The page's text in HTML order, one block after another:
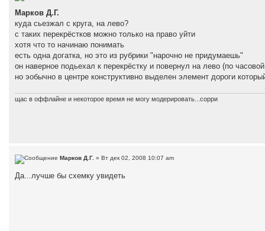
Марков Д.Г.
куда сьезжал с круга, на лево?
с таких перекрёстков можно только на право уйти
хотя что то начинаю понимать
есть одна догатка, но это из рубрики "нарочно не придумаешь"
он наверное подьехал к перекрёстку и повернул на лево (по
но эобычно в центре конструктивно выделен элемент дороги
щас в оффлайне и некоторое время не могу модерировать...сорри
Марков Д.Г. » Вт дек 02, 2008 10:07 am
Да...лучше бы схемку увидеть